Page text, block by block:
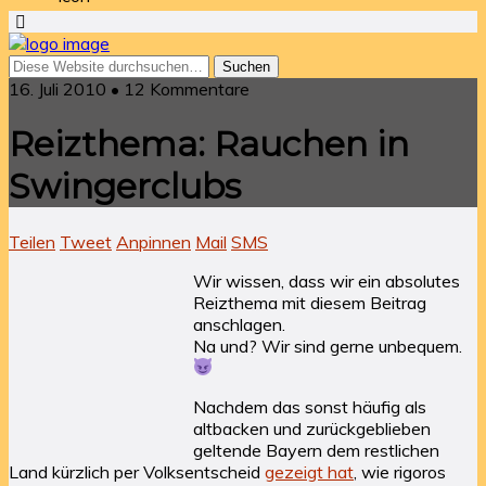
16. Juli 2010 • 12 Kommentare
Reizthema: Rauchen in
Swingerclubs
Teilen Tweet Anpinnen Mail SMS
Wir wissen, dass wir ein absolutes
Reizthema mit diesem Beitrag
anschlagen.
Na und? Wir sind gerne unbequem.
Nachdem das sonst häufig als
altbacken und zurückgeblieben
geltende Bayern dem restlichen
Land kürzlich per Volksentscheid gezeigt hat , wie rigoros